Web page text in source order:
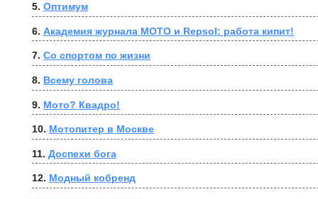
5. Оптимум
6. Академия журнала МОТО и Repsol: работа кипит!
7. Со спортом по жизни
8. Всему голова
9. Мото? Квадро!
10. Мотопитер в Москве
11. Доспехи бога
12. Модный кобренд